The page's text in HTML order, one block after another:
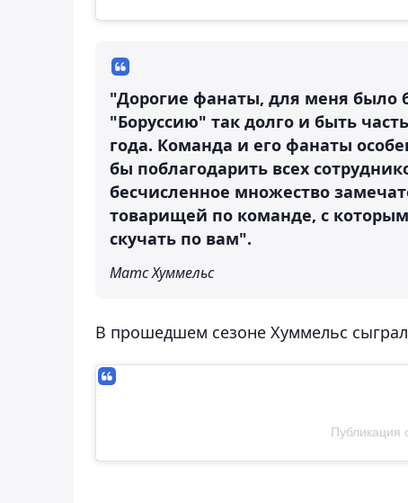
"Дорогие фанаты, для меня было
"Боруссию" так долго и быть
года. Команда и его фанаты
бы поблагодарить всех
бесчисленное множество
товарищей по команде, с
скучать по вам".
Матс Хуммельс
В прошедшем сезоне Хуммельс сыграл
Публикация